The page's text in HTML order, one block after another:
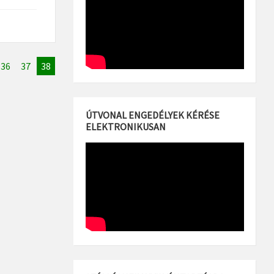
36 37 38
ÚTVONAL ENGEDÉLYEK KÉRÉSE
ELEKTRONIKUSAN